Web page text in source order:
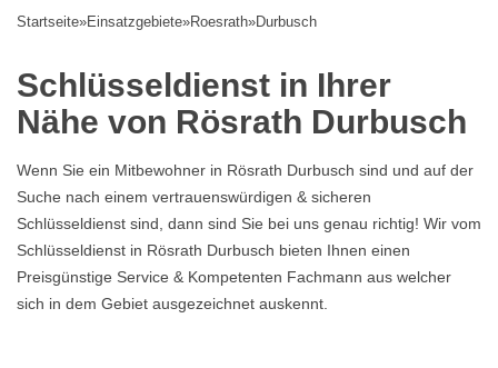
Startseite»Einsatzgebiete»Roesrath»Durbusch
Schlüsseldienst in Ihrer
Nähe von Rösrath Durbusch
Wenn Sie ein Mitbewohner in Rösrath Durbusch sind und auf der
Suche nach einem vertrauenswürdigen & sicheren
Schlüsseldienst sind, dann sind Sie bei uns genau richtig! Wir vom
Schlüsseldienst in Rösrath Durbusch bieten Ihnen einen
Preisgünstige Service & Kompetenten Fachmann aus welcher
sich in dem Gebiet ausgezeichnet auskennt.